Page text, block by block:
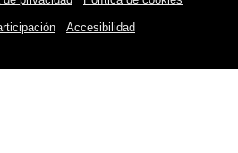
Accesibilidad